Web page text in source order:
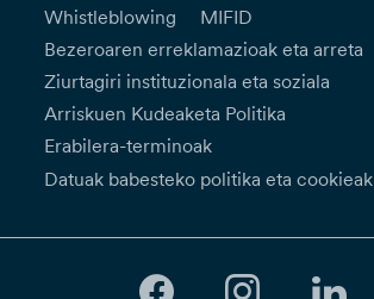
Whistleblowing
MIFID
Bezeroaren erreklamazioak eta arreta
Ziurtagiri instituzionala eta soziala
Arriskuen Kudeaketa Politika
Erabilera-terminoak
Datuak babesteko politika eta cookieak